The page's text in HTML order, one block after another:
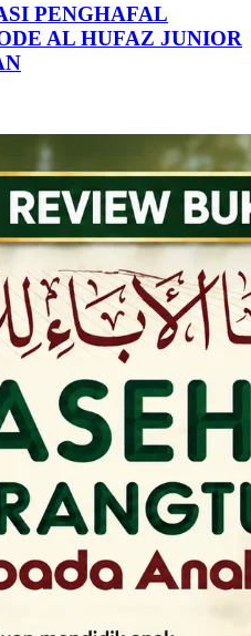
PENGHAFAL
AL HUFAZ JUNIOR